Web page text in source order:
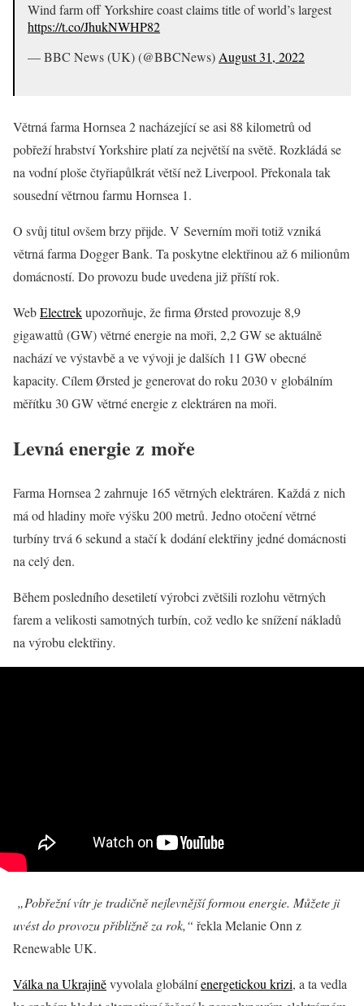
Wind farm off Yorkshire coast claims title of world’s largest
https://t.co/JhukNWHP82
— BBC News (UK) (@BBCNews)August 31, 2022
Větrná farma Hornsea 2 nacházející se asi 88 kilometrů od
pobřeží hrabství Yorkshire platí za největší na světě. Rozkládá se
na vodní ploše čtyřiapůlkrát větší než Liverpool. Překonala tak
sousední větrnou farmu Hornsea 1.
O svůj titul ovšem brzy přijde. V Severním moři totiž vzniká
větrná farma Dogger Bank. Ta poskytne elektřinou až 6 milionům
domácností. Do provozu bude uvedena již příští rok.
WebElectrekupozorňuje, že firma Ørsted provozuje 8,9
gigawattů (GW) větrné energie na moři, 2,2 GW se aktuálně
nachází ve výstavbě a ve vývoji je dalších 11 GW obecné
kapacity. Cílem Ørsted je generovat do roku 2030 v globálním
měřítku 30 GW větrné energie z elektráren na moři.
Levná energie z moře
Farma Hornsea 2 zahrnuje 165 větrných elektráren. Každá z nich
má od hladiny moře výšku 200 metrů. Jedno otočení větrné
turbíny trvá 6 sekund a stačí k dodání elektřiny jedné domácnosti
na celý den.
Během posledního desetiletí výrobci zvětšili rozlohu větrných
farem a velikosti samotných turbín, což vedlo ke snížení nákladů
na výrobu elektřiny.
„Pobřežní vítr je tradičně nejlevnější formou energie. Můžete ji
uvést do provozu přibližně za rok,“ řekla Melanie Onn z
Renewable UK.
Válka na Ukrajiněvyvolala globálníenergetickou krizi, a ta vedla